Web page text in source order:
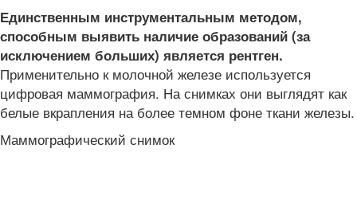
Единственным инструментальным методом,
способным выявить наличие образований (за
исключением больших) является рентген.
Применительно к молочной железе используется
цифровая маммография. На снимках они выглядят как
белые вкрапления на более темном фоне ткани железы.
Маммографический снимок